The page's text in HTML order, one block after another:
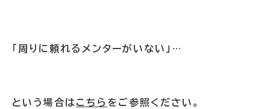
「周りに頼れるメンターがいない」…
という場合は こちら をご参照ください。